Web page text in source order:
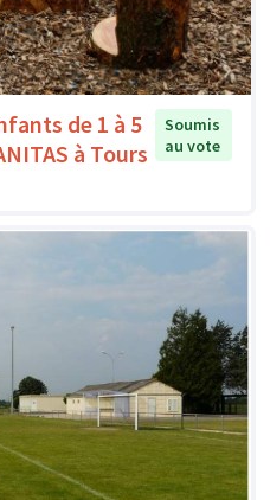
de 1 à 5
à Tours
Soumis
au vote